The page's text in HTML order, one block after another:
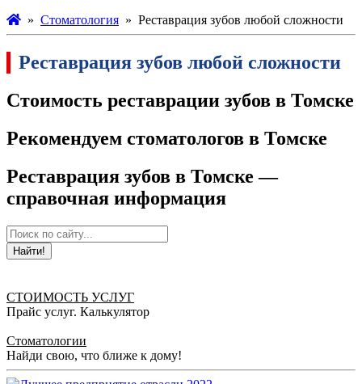
» Стоматология » Реставрация зубов любой сложности
Реставрация зубов любой сложности
Стоимость реставрации зубов в Томске
Рекомендуем стоматологов в Томске
Реставрация зубов в Томске —
справочная информация
Найти!
СТОИМОСТЬ УСЛУГ
Прайс услуг. Калькулятор
Стоматологии
Найди свою, что ближе к дому!